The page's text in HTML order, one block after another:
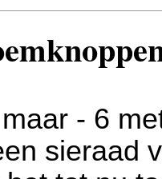
- 6
sieraad